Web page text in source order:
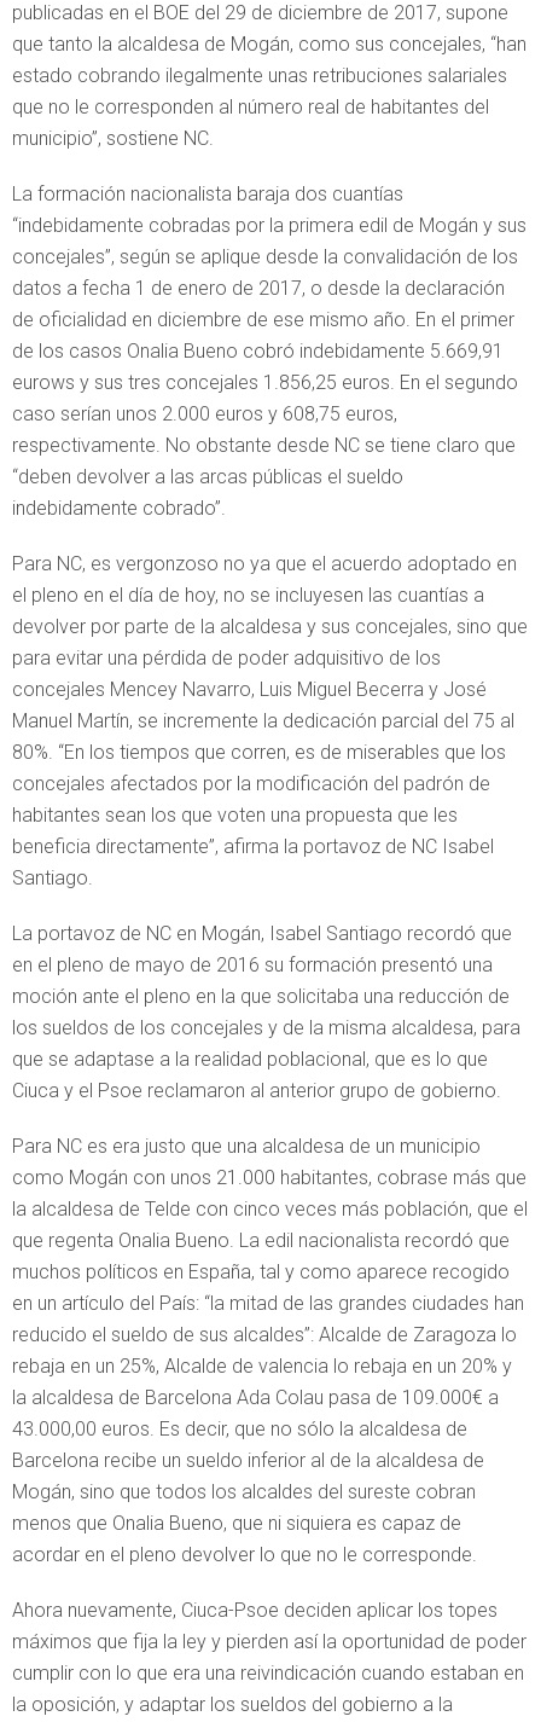
publicadas en el BOE del 29 de diciembre de 2017, supone
que tanto la alcaldesa de Mogán, como sus concejales, “han
estado cobrando ilegalmente unas retribuciones salariales
que no le corresponden al número real de habitantes del
municipio”, sostiene NC.
La formación nacionalista baraja dos cuantías
“indebidamente cobradas por la primera edil de Mogán y sus
concejales”, según se aplique desde la convalidación de los
datos a fecha 1 de enero de 2017, o desde la declaración
de oficialidad en diciembre de ese mismo año. En el primer
de los casos Onalia Bueno cobró indebidamente 5.669,91
eurows y sus tres concejales 1.856,25 euros. En el segundo
caso serían unos 2.000 euros y 608,75 euros,
respectivamente. No obstante desde NC se tiene claro que
“deben devolver a las arcas públicas el sueldo
indebidamente cobrado”.
Para NC, es vergonzoso no ya que el acuerdo adoptado en
el pleno en el día de hoy, no se incluyesen las cuantías a
devolver por parte de la alcaldesa y sus concejales, sino que
para evitar una pérdida de poder adquisitivo de los
concejales Mencey Navarro, Luis Miguel Becerra y José
Manuel Martín, se incremente la dedicación parcial del 75 al
80%. “En los tiempos que corren, es de miserables que los
concejales afectados por la modificación del padrón de
habitantes sean los que voten una propuesta que les
beneficia directamente”, afirma la portavoz de NC Isabel
Santiago.
La portavoz de NC en Mogán, Isabel Santiago recordó que
en el pleno de mayo de 2016 su formación presentó una
moción ante el pleno en la que solicitaba una reducción de
los sueldos de los concejales y de la misma alcaldesa, para
que se adaptase a la realidad poblacional, que es lo que
Ciuca y el Psoe reclamaron al anterior grupo de gobierno.
Para NC es era justo que una alcaldesa de un municipio
como Mogán con unos 21.000 habitantes, cobrase más que
la alcaldesa de Telde con cinco veces más población, que el
que regenta Onalia Bueno. La edil nacionalista recordó que
muchos políticos en España, tal y como aparece recogido
en un artículo del País: “la mitad de las grandes ciudades han
reducido el sueldo de sus alcaldes”: Alcalde de Zaragoza lo
rebaja en un 25%, Alcalde de valencia lo rebaja en un 20% y
la alcaldesa de Barcelona Ada Colau pasa de 109.000€ a
43.000,00 euros. Es decir, que no sólo la alcaldesa de
Barcelona recibe un sueldo inferior al de la alcaldesa de
Mogán, sino que todos los alcaldes del sureste cobran
menos que Onalia Bueno, que ni siquiera es capaz de
acordar en el pleno devolver lo que no le corresponde.
Ahora nuevamente, Ciuca-Psoe deciden aplicar los topes
máximos que fija la ley y pierden así la oportunidad de poder
cumplir con lo que era una reivindicación cuando estaban en
la oposición, y adaptar los sueldos del gobierno a la